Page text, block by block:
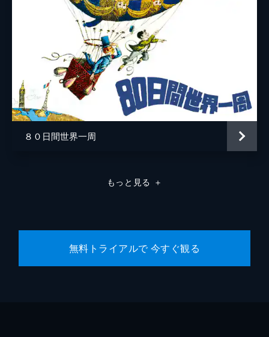
８０日間世界一周
もっと見る ＋
無料トライアルで 今すぐ観る